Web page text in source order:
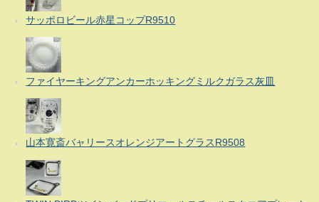
サッポロビール赤星コップR9510
ファイヤーキングアンカーホッキングミルクガラス灰皿
山本寛斎バャリースオレンジアートグラスR9508